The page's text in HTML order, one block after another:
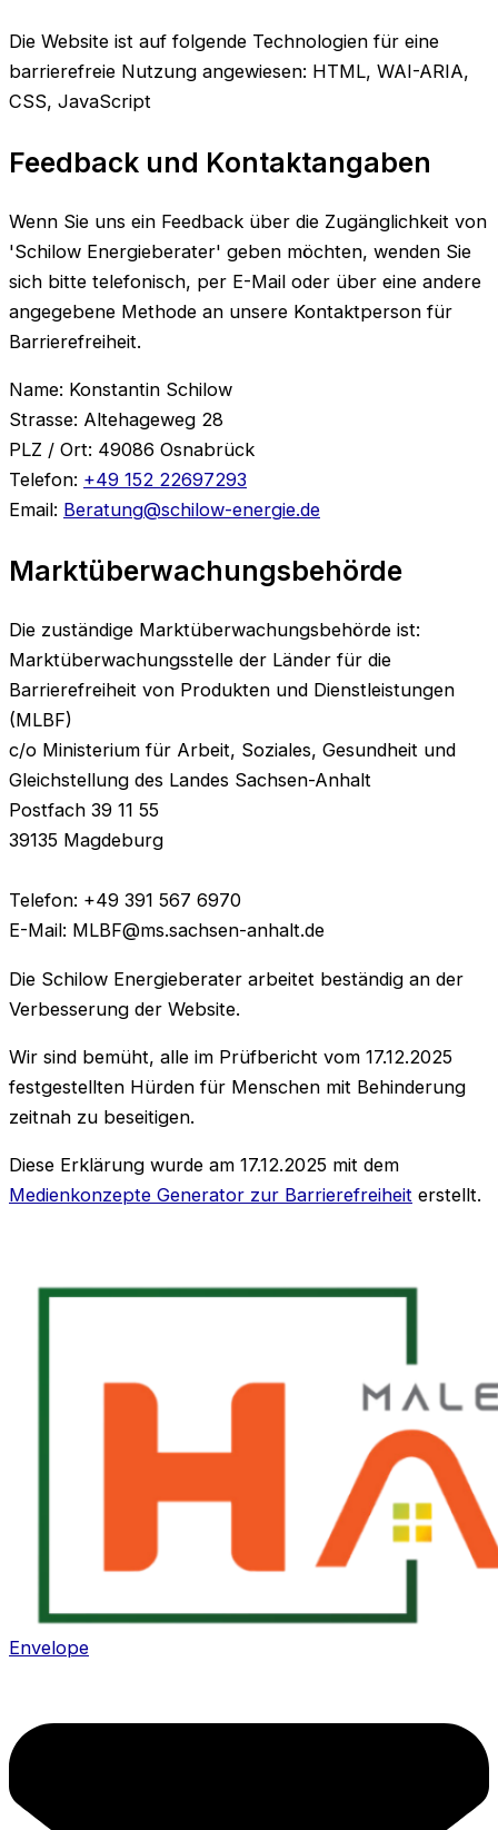
Die Website ist auf folgende Technologien für eine
barrierefreie Nutzung angewiesen: HTML, WAI-ARIA,
CSS, JavaScript
Feedback und Kontaktangaben
Wenn Sie uns ein Feedback über die Zugänglichkeit von
'Schilow Energieberater' geben möchten, wenden Sie
sich bitte telefonisch, per E-Mail oder über eine andere
angegebene Methode an unsere Kontaktperson für
Barrierefreiheit.
Name: Konstantin Schilow
Strasse: Altehageweg 28
PLZ / Ort: 49086 Osnabrück
Telefon: +49 152 22697293
Email: Beratung@schilow-energie.de
Marktüberwachungsbehörde
Die zuständige Marktüberwachungsbehörde ist:
Marktüberwachungsstelle der Länder für die
Barrierefreiheit von Produkten und Dienstleistungen
(MLBF)
c/o Ministerium für Arbeit, Soziales, Gesundheit und
Gleichstellung des Landes Sachsen-Anhalt
Postfach 39 11 55
39135 Magdeburg
Telefon: +49 391 567 6970
E-Mail: MLBF@ms.sachsen-anhalt.de
Die Schilow Energieberater arbeitet beständig an der
Verbesserung der Website.
Wir sind bemüht, alle im Prüfbericht vom 17.12.2025
festgestellten Hürden für Menschen mit Behinderung
zeitnah zu beseitigen.
Diese Erklärung wurde am 17.12.2025 mit dem
Medienkonzepte Generator zur Barrierefreiheit erstellt.
Envelope